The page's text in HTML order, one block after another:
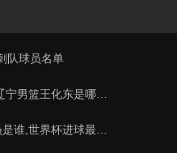
队球员名单
篮王化东是哪里人？
进球最多的球员是谁？